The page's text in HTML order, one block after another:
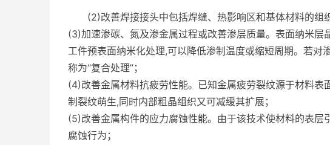
(2)改善焊接接头中包括焊缝、热影响区和基体材料的组
(3)加速渗碳、氮及渗金属过程或改善渗层质量。表面纳米
工件预表面纳米化处理,可以降低渗制温度或缩短周期。若
称为“复合处理”；
(4)改善金属材料抗疲劳性能。已知金属疲劳裂纹源于材料
制裂纹萌生,同时内部粗晶组织又可减缓其扩展；
(5)改善金属构件的应力腐蚀性能。由于该技术使材料的表
腐蚀行为；